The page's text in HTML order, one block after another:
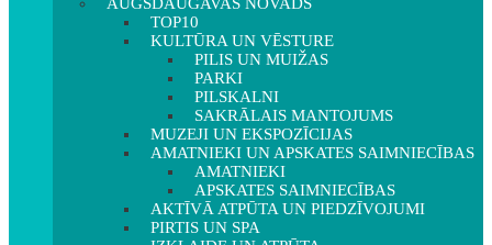
TOP10
KULTŪRA UN VĒSTURE
PILIS UN MUIŽAS
PARKI
PILSKALNI
SAKRĀLAIS MANTOJUMS
MUZEJI UN EKSPOZĪCIJAS
AMATNIEKI UN APSKATES SAIMNIECĪBAS
AMATNIEKI
APSKATES SAIMNIECĪBAS
AKTĪVĀ ATPŪTA UN PIEDZĪVOJUMI
PIRTIS UN SPA